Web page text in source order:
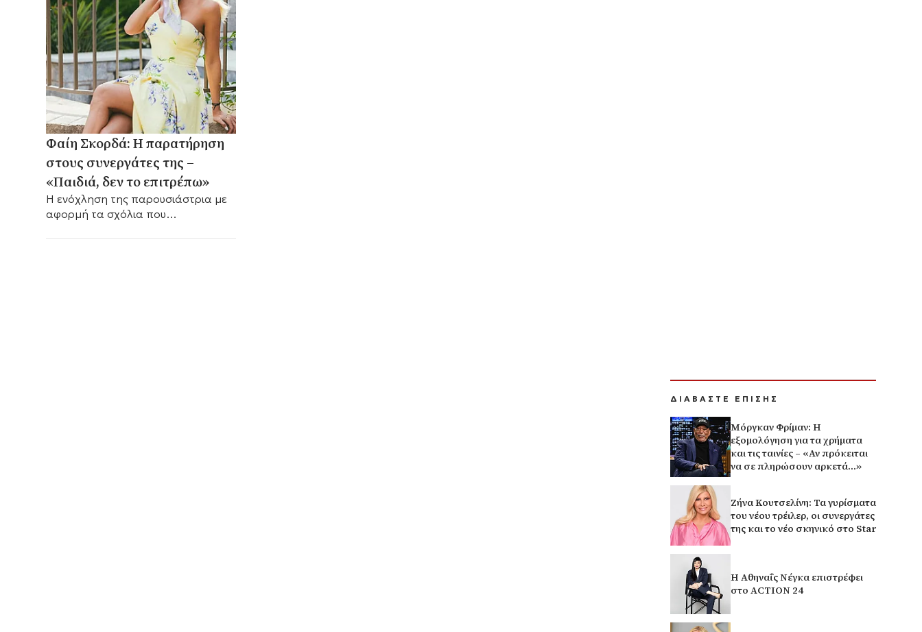
Φαίη Σκορδά: Η παρατήρηση
στους συνεργάτες της –
«Παιδιά, δεν το επιτρέπω»
Η ενόχληση της παρουσιάστρια με
αφορμή τα σχόλια που
ΔΙΑΒΑΣΤΕ ΕΠΙΣΗΣ
Μόργκαν Φρίμαν: Η
εξομολόγηση για τα χρήματα
και τις ταινίες – «Αν πρόκειται
να σε πληρώσουν αρκετά…»
Ζήνα Κουτσελίνη: Τα γυρίσματα
του νέου τρέιλερ, οι συνεργάτες
της και το νέο σκηνικό στο Star
Η Αθηναΐς Νέγκα επιστρέφει
στο ACTION 24